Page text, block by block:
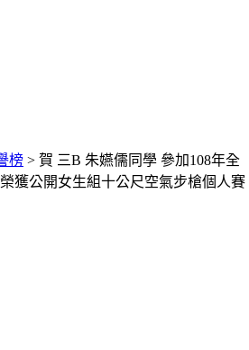
榜 > 賀 三B 朱嬿儒同學 參加108年全
獲公開女生組十公尺空氣步槍個人賽